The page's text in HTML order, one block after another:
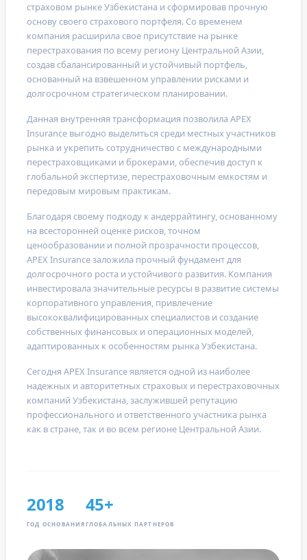
страховом рынке Узбекистана и сформировав прочную
основу своего страхового портфеля. Со временем
компания расширила свое присутствие на рынке
перестрахования по всему региону Центральной Азии,
создав сбалансированный и устойчивый портфель,
основанный на взвешенном управлении рисками и
долгосрочном стратегическом планировании.
Данная внутренняя трансформация позволила APEX
Insurance выгодно выделиться среди местных участников
рынка и укрепить сотрудничество с международными
перестраховщиками и брокерами, обеспечив доступ к
глобальной экспертизе, перестраховочным емкостям и
передовым мировым практикам.
Благодаря своему подходу к андеррайтингу, основанному
на всесторонней оценке рисков, точном
ценообразовании и полной прозрачности процессов,
APEX Insuranceзаложила прочный фундамент для
долгосрочного роста и устойчивого развития. Компания
инвестировала значительные ресурсы в развитие системы
корпоративного управления, привлечение
высококвалифицированных специалистов и создание
собственных финансовых и операционных моделей,
адаптированных к особенностям рынка Узбекистана.
Сегодня APEX Insuranceявляется одной из наиболее
надежных и авторитетных страховых и перестраховочных
компаний Узбекистана, заслужившей репутацию
профессионального и ответственного участника рынка
как в стране, так и во всем регионе Центральной Азии.
2018
ГОД ОСНОВАНИЯ
45+
ГЛОБАЛЬНЫХ ПАРТНЕРОВ